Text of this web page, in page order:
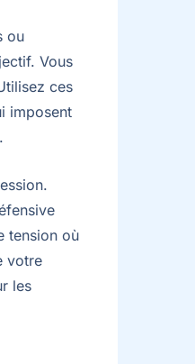
ou
Vous
ces
imposent
tension où
votre
les